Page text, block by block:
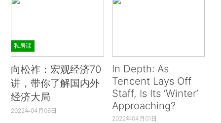
私房课
向松祚：宏观经济70
讲，带你了解国内外
经济大局
2022年04月06日
In Depth: As
Tencent Lays Off
Staff, Is Its ‘Winter’
Approaching?
2022年04月01日